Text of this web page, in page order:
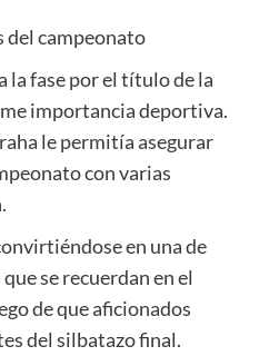
del campeonato
la fase por el título de la
importancia deportiva.
le permitía asegurar
con varias
en una de
se recuerdan en el
de que aficionados
del silbatazo final.